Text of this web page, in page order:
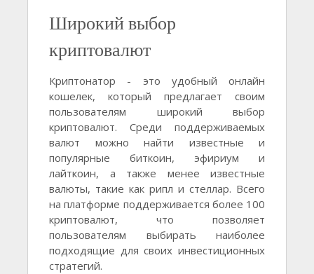
Широкий выбор
криптовалют
Криптонатор - это удобный онлайн
кошелек, который предлагает своим
пользователям широкий выбор
криптовалют. Среди поддерживаемых
валют можно найти известные и
популярные биткоин, эфириум и
лайткоин, а также менее известные
валюты, такие как рипл и стеллар. Всего
на платформе поддерживается более 100
криптовалют, что позволяет
пользователям выбирать наиболее
подходящие для своих инвестиционных
стратегий.